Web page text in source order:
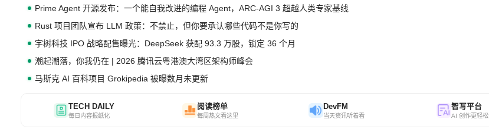
Prime Agent 开源发布：一个能自我改进的编程 Agent，ARC-AGI 3 超越人类专家基线
Rust 项目团队宣布 LLM 政策：不禁止，但你要承认哪些代码不是你写的
宇树科技 IPO 战略配售曝光：DeepSeek 获配 93.3 万股，锁定 36 个月
潮起潮落，你我仍在 | 2026 腾讯云粤港澳大湾区架构师峰会
马斯克 AI 百科项目 Grokipedia 被曝数月未更新
TECH DAILY
每日内容报纸化
阅读榜单
每周热文看这里
DevFM
当天资讯听着看
智写平台
AI 创作更轻松